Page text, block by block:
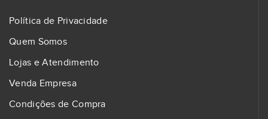
Política de Privacidade
Quem Somos
Lojas e Atendimento
Venda Empresa
Condições de Compra